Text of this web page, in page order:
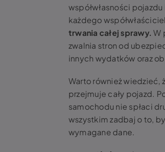
współwłasności
każdego
trwania całej sprawy. W
zwalnia stron od
innych wydatków oraz
Warto również wiedzieć,
przejmuje cały pojazd.
samochodu nie spłaci
wszystkim zadbaj o to,
wymagane dane.